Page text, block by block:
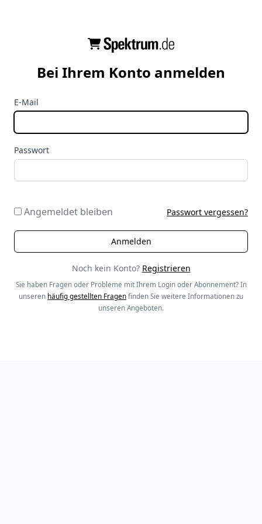
Bei Ihrem Konto anmelden
E-Mail
Passwort
Angemeldet bleiben Passwort vergessen?
Noch kein Konto? Registrieren
Sie haben Fragen oder Probleme mit Ihrem Login oder Abonnement? In
unseren häufig gestellten Fragen finden Sie weitere Informationen zu
unseren Angeboten.